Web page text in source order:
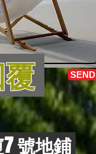
SEND
號地鋪